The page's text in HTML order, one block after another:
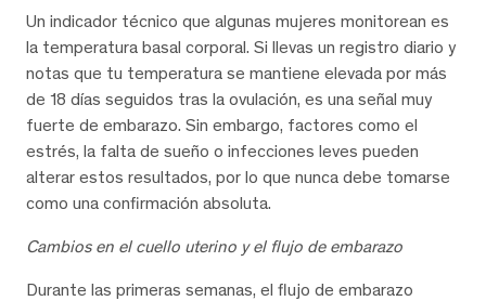
Un indicador técnico que algunas mujeres monitorean es
la temperatura basal corporal. Si llevas un registro diario y
notas que tu temperatura se mantiene elevada por más
de 18 días seguidos tras la ovulación, es una señal muy
fuerte de embarazo. Sin embargo, factores como el
estrés, la falta de sueño o infecciones leves pueden
alterar estos resultados, por lo que nunca debe tomarse
como una confirmación absoluta.
Cambios en el cuello uterino y el flujo de embarazo
Durante las primeras semanas, el flujo de embarazo